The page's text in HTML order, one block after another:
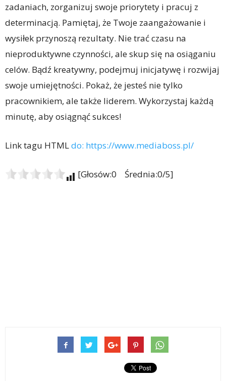
zadaniach, zorganizuj swoje priorytety i pracuj z
determinacją. Pamiętaj, że Twoje zaangażowanie i
wysiłek przynoszą rezultaty. Nie trać czasu na
nieproduktywne czynności, ale skup się na osiąganiu
celów. Bądź kreatywny, podejmuj inicjatywę i rozwijaj
swoje umiejętności. Pokaż, że jesteś nie tylko
pracownikiem, ale także liderem. Wykorzystaj każdą
minutę, aby osiągnąć sukces!
Link tagu HTMLdo: https://www.mediaboss.pl/
[Głosów:0 Średnia:0/5]